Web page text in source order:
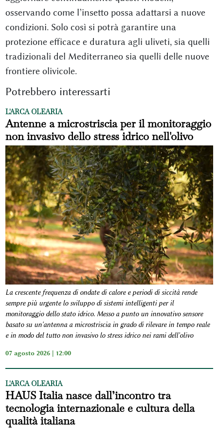
osservando come l’insetto possa adattarsi a nuove
condizioni. Solo così si potrà garantire una
protezione efficace e duratura agli uliveti, sia quelli
tradizionali del Mediterraneo sia quelli delle nuove
frontiere olivicole.
Potrebbero interessarti
L'ARCA OLEARIA
Antenne a microstriscia per il monitoraggio
non invasivo dello stress idrico nell'olivo
La crescente frequenza di ondate di calore e periodi di siccità rende
sempre più urgente lo sviluppo di sistemi intelligenti per il
monitoraggio dello stato idrico. Messo a punto un innovativo sensore
basato su un'antenna a microstriscia in grado di rilevare in tempo reale
e in modo del tutto non invasivo lo stress idrico nei rami dell'olivo
07 agosto 2026 | 12:00
L'ARCA OLEARIA
HAUS Italia nasce dall’incontro tra
tecnologia internazionale e cultura della
qualità italiana